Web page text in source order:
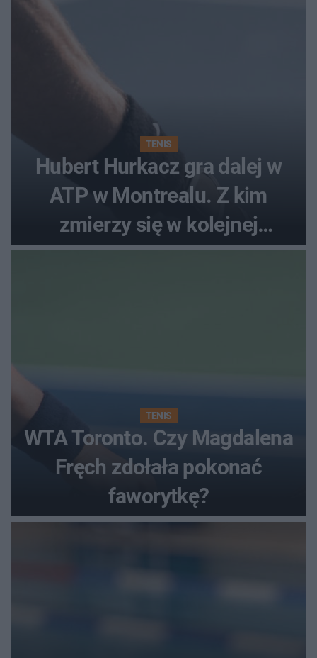
TENIS
Hubert Hurkacz gra dalej w
ATP w Montrealu. Z kim
zmierzy się w kolejnej
rundzie?
TENIS
WTA Toronto. Czy Magdalena
Fręch zdołała pokonać
faworytkę?